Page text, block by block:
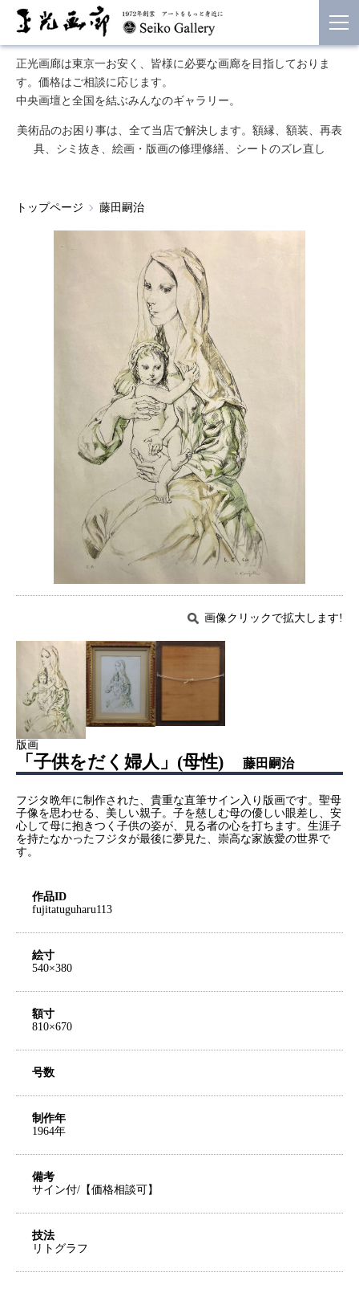
正光画廊は東京一お安く、皆様に必要な画廊を目指しておりま
す。価格はご相談に応じます。
中央画壇と全国を結ぶみんなのギャラリー。
美術品のお困り事は、全て当店で解決します。額縁、額装、再表
具、シミ抜き、絵画・版画の修理修繕、シートのズレ直し
トップページ 藤田嗣治
画像クリックで拡大します!
版画
「子供をだく婦人」(母性) 藤田嗣治
フジタ晩年に制作された、貴重な直筆サイン入り版画です。聖母
子像を思わせる、美しい親子。子を慈しむ母の優しい眼差し、安
心して母に抱きつく子供の姿が、見る者の心を打ちます。生涯子
を持たなかったフジタが最後に夢見た、崇高な家族愛の世界で
す。
作品ID
fujitatuguharu113
絵寸
540×380
額寸
810×670
号数
制作年
1964年
備考
サイン付/【価格相談可】
技法
リトグラフ